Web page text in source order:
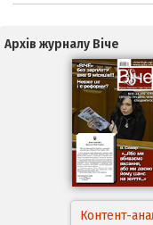
Архів журналу Віче
Контент-